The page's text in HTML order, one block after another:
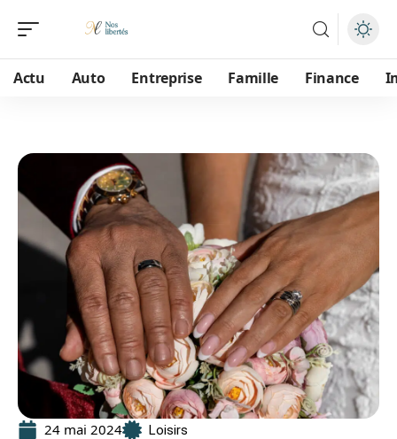
Actu Auto Entreprise Famille Finance
24 mai 2024 Loisirs